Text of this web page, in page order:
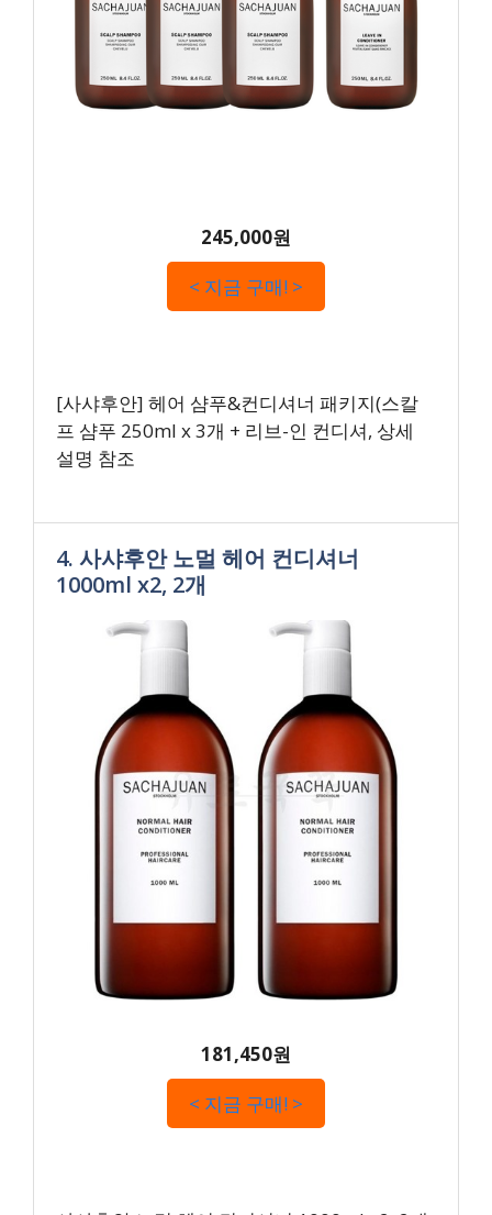
245,000원
< 지금 구매! >
[사샤후안] 헤어 샴푸&컨디셔너 패키지(스칼
프 샴푸 250ml x 3개 + 리브-인 컨디셔, 상세
설명 참조
4. 사샤후안 노멀 헤어 컨디셔너
1000ml x2, 2개
181,450원
< 지금 구매! >